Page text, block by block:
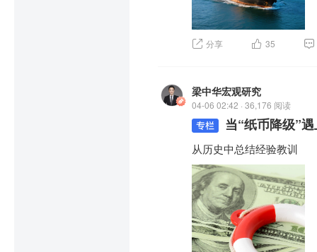
分享 35
梁中华宏观研究
04-06 02:42 · 36,176 阅读
当“纸币降级”
从历史中总结经验教训